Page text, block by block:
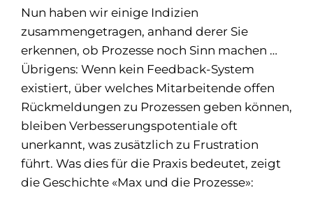
Nun haben wir einige Indizien
zusammengetragen, anhand derer Sie
erkennen, ob Prozesse noch Sinn machen …
Übrigens: Wenn kein Feedback-System
existiert, über welches Mitarbeitende offen
Rückmeldungen zu Prozessen geben können,
bleiben Verbesserungspotentiale oft
unerkannt, was zusätzlich zu Frustration
führt. Was dies für die Praxis bedeutet, zeigt
die Geschichte «Max und die Prozesse»: